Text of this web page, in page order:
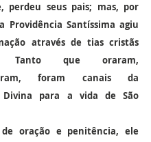
perdeu seus pais; mas, por
Providência Santíssima agiu
através de tias cristãs
Tanto que oraram,
foram canais da
Divina para a vida de São
oração e penitência, ele